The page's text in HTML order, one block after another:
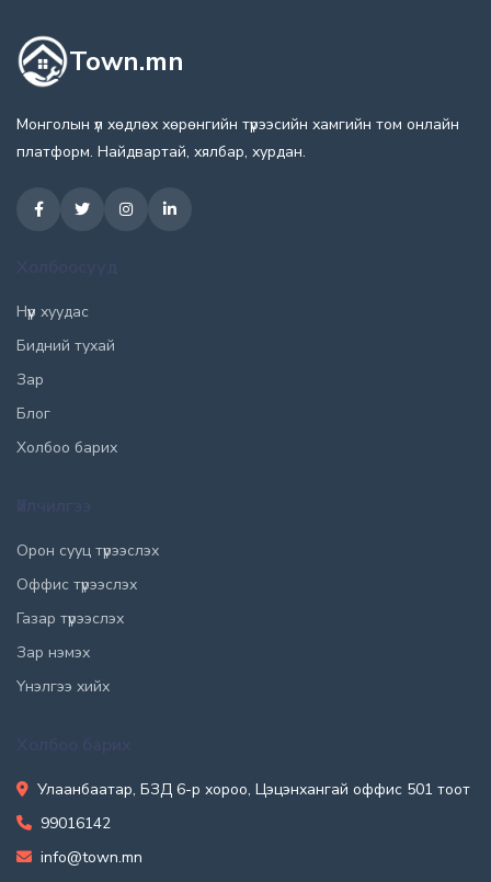
Town.mn
Монголын үл хөдлөх хөрөнгийн түрээсийн хамгийн том онлайн
платформ. Найдвартай, хялбар, хурдан.
Нүүр хуудас
Бидний тухай
Зар
Блог
Холбоо барих
Орон сууц түрээслэх
Оффис түрээслэх
Газар түрээслэх
Зар нэмэх
Үнэлгээ хийх
Улаанбаатар, БЗД 6-р хороо, Цэцэнхангай оффис 501 тоот
99016142
info@town.mn